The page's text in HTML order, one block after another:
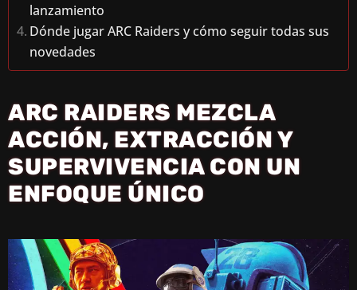
lanzamiento
Dónde jugar ARC Raiders y cómo seguir todas sus
novedades
ARC RAIDERS MEZCLA
ACCIÓN, EXTRACCIÓN Y
SUPERVIVENCIA CON UN
ENFOQUE ÚNICO